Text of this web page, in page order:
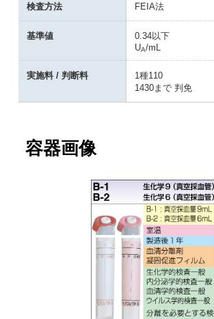
検査方法 FEIA法
基準値
0.34以下
UA/mL
実施料 / 判断料
1種110
1430まで 判免
容器画像